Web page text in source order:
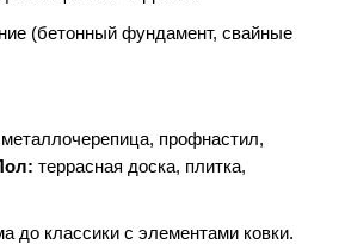
(бетонный фундамент, свайные
металлочерепица, профнастил,
террасная доска, плитка,
до классики с элементами ковки.